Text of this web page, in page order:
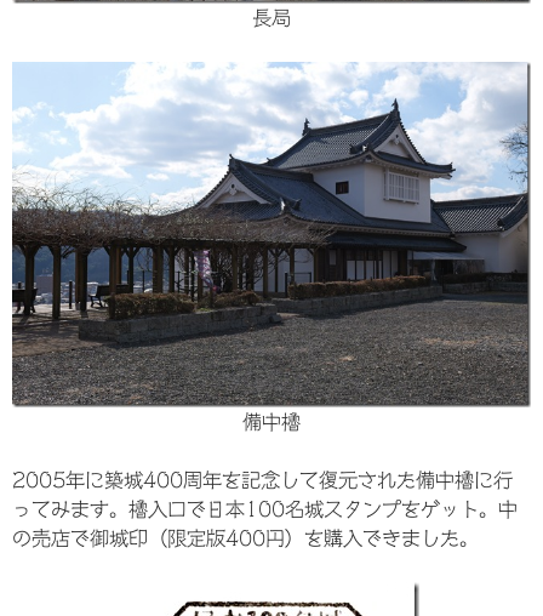
長局
備中櫓
2005年に築城400周年を記念して復元された備中櫓に行
ってみます。櫓入口で日本100名城スタンプをゲット。中
の売店で御城印（限定版400円）を購入できました。